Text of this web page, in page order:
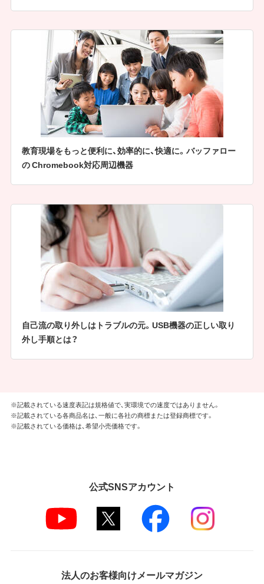
教育現場をもっと便利に、効率的に、快適に。バッファロー
の Chromebook対応周辺機器
自己流の取り外しはトラブルの元。USB機器の正しい取り
外し手順とは？
※記載されている速度表記は規格値で、実環境での速度ではありません。
※記載されている各商品名は、一般に各社の商標または登録商標です。
※記載されている価格は、希望小売価格です。
公式SNSアカウント
法人のお客様向けメールマガジン